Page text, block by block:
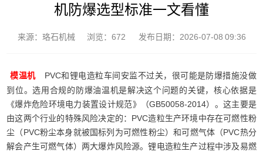
机防爆选型标准一文看懂
来源：珞石机械 浏览：672 发布日期：2026-07-08 09:36
模温机
PVC和锂电造粒车间安监不过关，很可能是防爆措施没做
到位。选用合规的防爆油温机是解决这个问题的关键，核心依据是
《爆炸危险环境电力装置设计规范》（GB50058-2014）。这主要是
由这两个行业的特殊风险决定的：PVC造粒生产环境中存在可燃性粉
尘（PVC粉尘本身就被国标列为可燃性粉尘）和可燃气体（PVC热分
解会产生可燃气体）两大爆炸风险源。锂电造粒生产过程中涉及易燃